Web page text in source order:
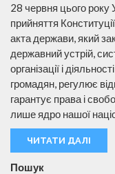
28 червня цього року
прийняття
акта держави, який
державний устрій,
організації і
громадян, регулює
гарантує права і
лише ядро нашої
ЧИТАТИ ДАЛІ
Пошук